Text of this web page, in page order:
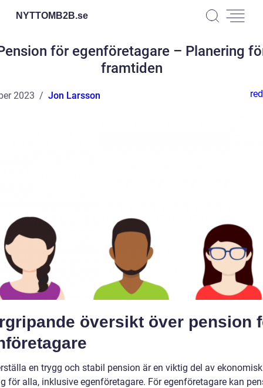
NYTTOMB2B.se
för egenföretagare – Planering
framtiden
2023 Jon Larsson
översikt över pension
en trygg och stabil pension är en viktig del av ekonomisk
för alla, inklusive egenföretagare. För egenföretagare kan